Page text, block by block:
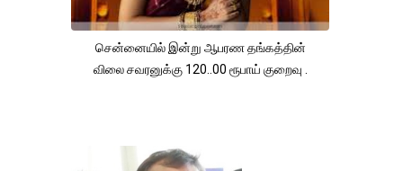
சென்னையில் இன்று ஆபரண தங்கத்தின்
விலை சவரனுக்கு 120..00 ரூபாய் குறைவு .